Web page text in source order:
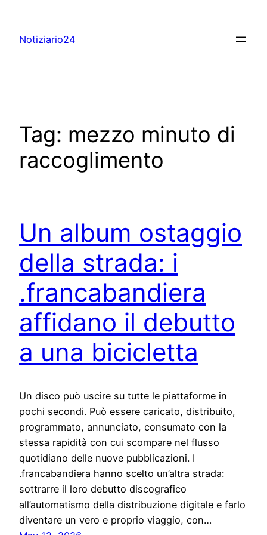
content
Notiziario24
Tag: mezzo minuto di
raccoglimento
Un album ostaggio
della strada: i
.francabandiera
affidano il debutto
a una bicicletta
Un disco può uscire su tutte le piattaforme in
pochi secondi. Può essere caricato, distribuito,
programmato, annunciato, consumato con la
stessa rapidità con cui scompare nel flusso
quotidiano delle nuove pubblicazioni. I
.francabandiera hanno scelto un’altra strada:
sottrarre il loro debutto discografico
all’automatismo della distribuzione digitale e farlo
diventare un vero e proprio viaggio, con…